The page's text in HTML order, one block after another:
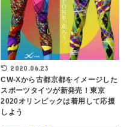
2020.06.23
CW-Xから古都京都をイメージした
スポーツタイツが新発売！東京
2020オリンピックは着用して応援
しよう